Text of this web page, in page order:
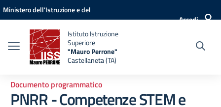
Vai ai contenuti
Vai al menu di navigazione
Vai al footer
Ministero dell'Istruzione e del
Accedi
Istituto Istruzione
Superiore
"Mauro Perrone"
Castellaneta (TA)
Documento programmatico
PNRR - Competenze STEM e